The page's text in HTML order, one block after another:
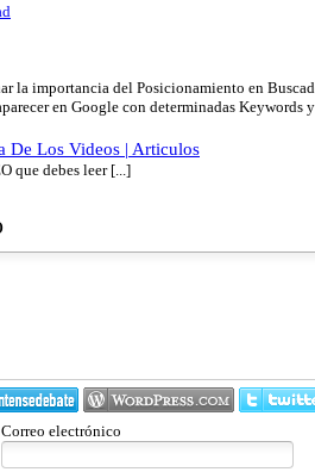
la importancia del Posicionamiento en
en Google con determinadas Keywords y
De Los Videos | Articulos
que debes leer [...]
Correo electrónico